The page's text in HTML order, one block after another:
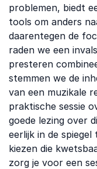
problemen, biedt
tools om anders
daarentegen de
raden we een
presteren
stemmen we de
van een muzikale
praktische sessie
goede lezing over
eerlijk in de
kiezen die
zorg je voor een